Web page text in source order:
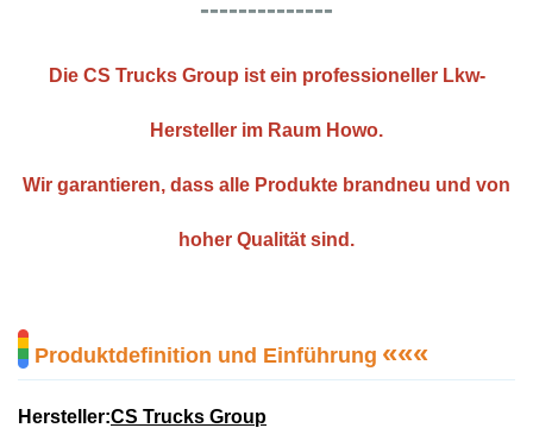
--------------
Die CS Trucks Group ist ein professioneller Lkw-
Hersteller im Raum Howo.
Wir garantieren, dass alle Produkte brandneu und von
hoher Qualität sind.
Produktdefinition und Einführung «««
Hersteller:CS Trucks Group